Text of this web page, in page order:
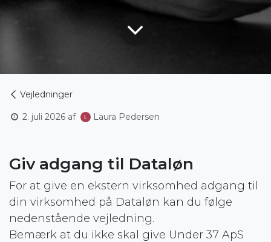
Vejledninger
2. juli 2026 af Laura Pedersen
Giv adgang til Dataløn
For at give en ekstern virksomhed adgang til
din virksomhed på Dataløn kan du følge
nedenstående vejledning.
Bemærk at du ikke skal give Under 37 ApS